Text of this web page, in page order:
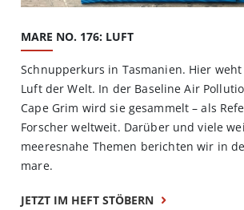
MARE NO. 176: LUFT
Schnupperkurs in Tasmanien. Hier
Luft der Welt. In der Baseline Air
Cape Grim wird sie gesammelt – als
Forscher weltweit. Darüber und viele
meeresnahe Themen berichten wir in
mare.
JETZT IM HEFT STÖBERN